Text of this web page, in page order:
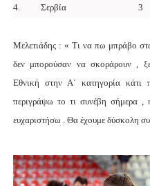
4. Σερβία 3
Μελετιάδης : « Τι να πω μπράβο
δεν μπορούσαν να σκοράρουν ,
Εθνική στην Α΄ κατηγορία κάτι
περιγράψω το τι συνέβη σήμερα ,
ευχαριστήσω . Θα έχουμε δύσκολη